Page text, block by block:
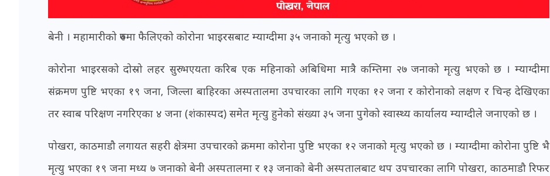
बेनी । महामारीको रुपमा फैलिएको कोरोना भाइरसबाट म्याग्दीमा ३५ जनाको मृत्यु भएको छ ।
कोरोना भाइरसको दोस्रो लहर सुरु भएयता करिब एक महिनाको अबिधिमा मात्रै कम्तिमा २७ जनाको मृत्यु भएको छ । म्याग्दीमा
संक्रमण पुष्टि भएका १९ जना, जिल्ला बाहिरका अस्पतालमा उपचारका लागि गएका १२ जना र कोरोनाको लक्षण र चिन्ह देखिएका
तर स्वाब परिक्षण नगरिएका ४ जना (शंकास्पद) समेत मृत्यु हुनेको संख्या ३५ जना पुगेको स्वास्थ्य कार्यालय म्याग्दीले जनाएको छ ।
पोखरा, काठमाडौ लगायत सहरी क्षेत्रमा उपचारको क्रममा कोरोना पुष्टि भएका १२ जनाको मृत्यु भएको छ । म्याग्दीमा कोरोना पुष्टि भै
मृत्यु भएका १९ जना मध्य ७ जनाको बेनी अस्पतालमा र १३ जनाको बेनी अस्पतालबाट थप उपचारका लागि पोखरा, काठमाडौ रिफर